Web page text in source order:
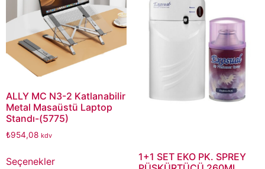
ALLY MC N3-2 Katlanabilir
Metal Masaüstü Laptop
Standı-(5775)
₺954,08 kdv
Seçenekler
1+1 SET EKO PK. SPREY